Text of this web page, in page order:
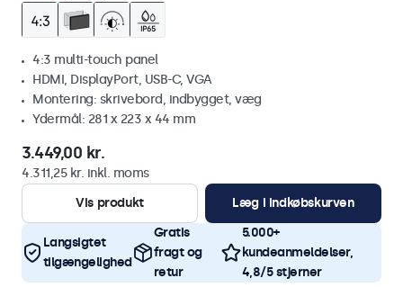
4:3 multi-touch panel
HDMI, DisplayPort, USB-C, VGA
Montering: skrivebord, indbygget, væg
Ydermål: 281 x 223 x 44 mm
3.449,00 kr.
4.311,25 kr. inkl. moms
Vis produkt
Læg i indkøbskurven
Langsigtet
tilgængelighed
Gratis
fragt og
retur
5.000+
kundeanmeldelser,
4,8/5 stjerner